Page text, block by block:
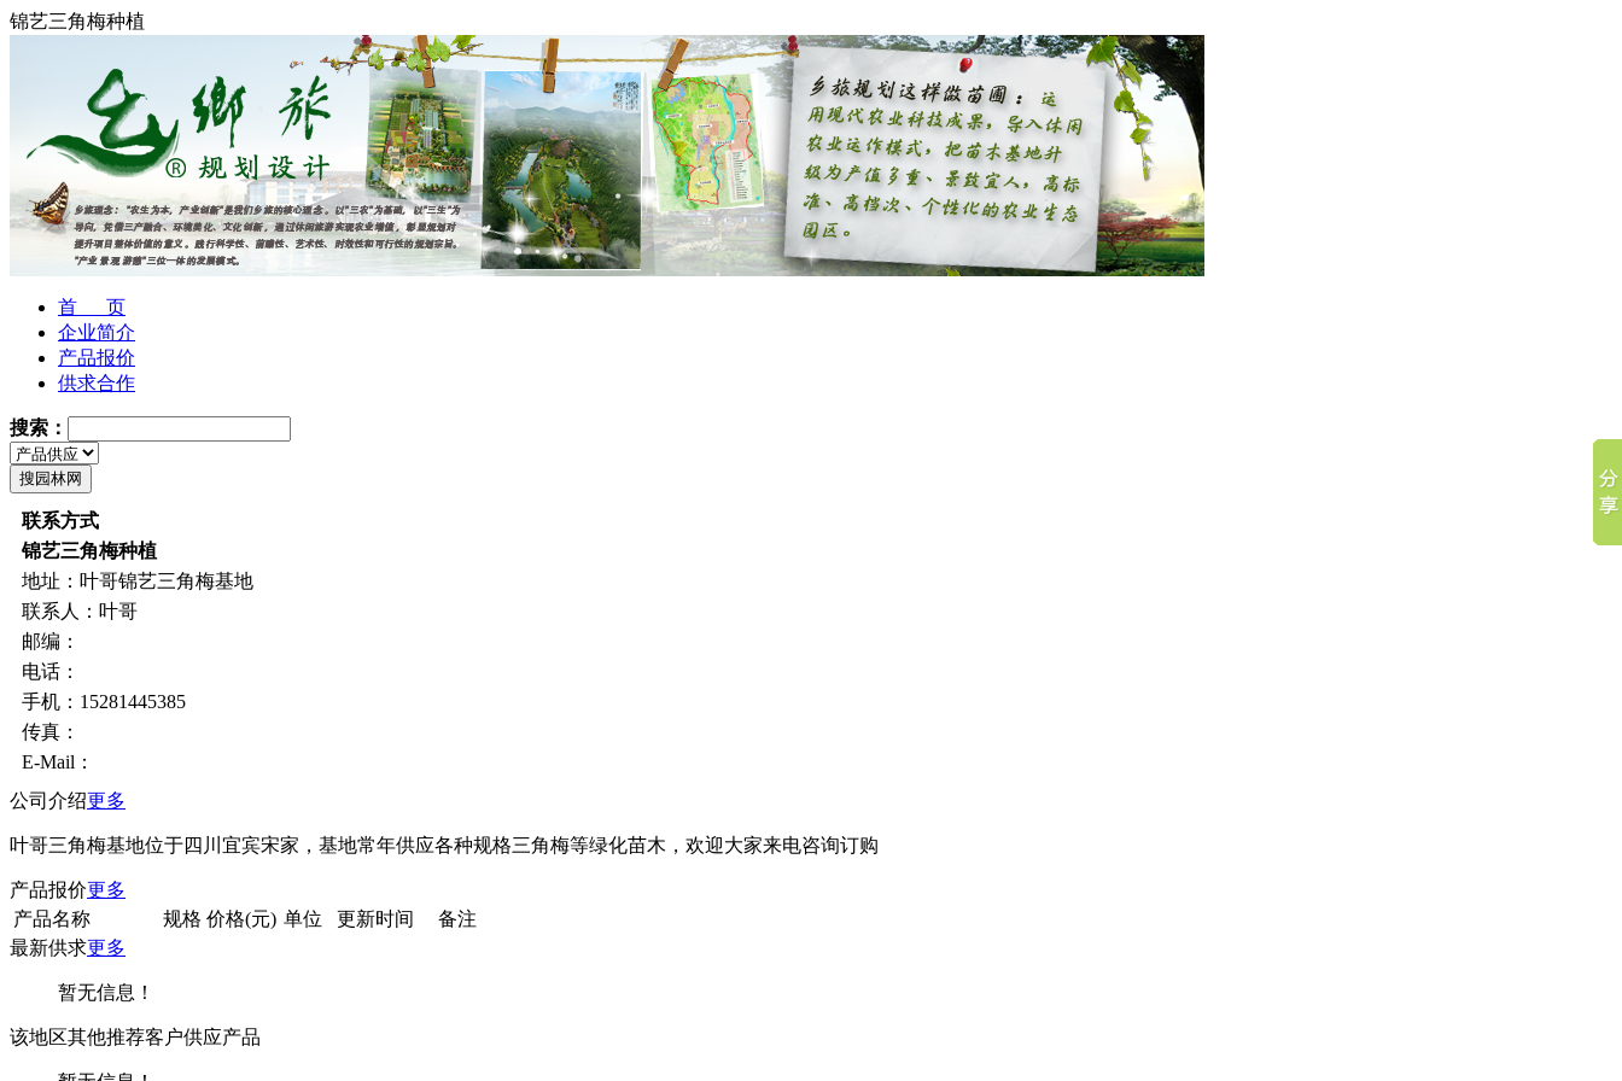
锦艺三角梅种植
首 页
企业简介
产品报价
供求合作
搜索：
联系方式
锦艺三角梅种植
地址：叶哥锦艺三角梅基地
联系人：叶哥
邮编：
电话：
手机：15281445385
传真：
E-Mail：
公司介绍更多
叶哥三角梅基地位于四川宜宾宋家，基地常年供应各种规格三角梅等绿化苗木，欢迎大家来电咨询订购
产品报价更多
产品名称
规格 价格(元) 单位 更新时间
备注
最新供求更多
暂无信息！
该地区其他推荐客户供应产品